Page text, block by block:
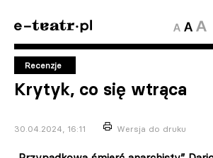
Recenzje
Krytyk, co się wtrąca
30.04.2024, 16:11 Wersja do druku